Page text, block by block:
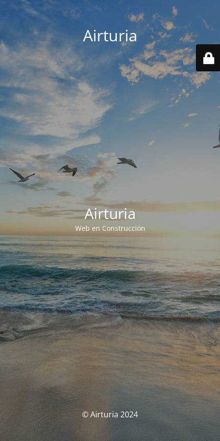
Airturia
Airturia
Web en Construcción
© Airturia 2024